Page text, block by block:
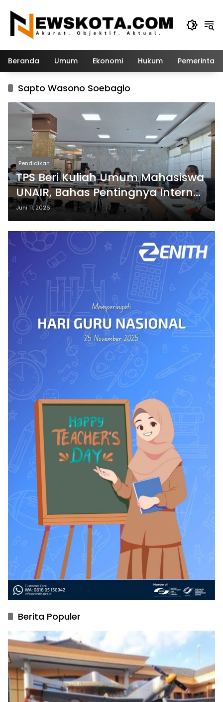
konten
Beranda Umum Ekonomi Hukum
Sapto Wasono Soebagio
Pendidikan
TPS Beri Kuliah Umum Mahasiswa
UNAIR, Bahas Pentingnya Internal
Control dalam Laporan
Keuangan
Juni 11, 2026
Berita Populer